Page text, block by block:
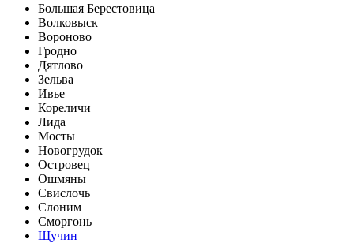
Большая Берестовица
Волковыск
Вороново
Гродно
Дятлово
Зельва
Ивье
Кореличи
Лида
Мосты
Новогрудок
Островец
Ошмяны
Свислочь
Слоним
Сморгонь
Щучин